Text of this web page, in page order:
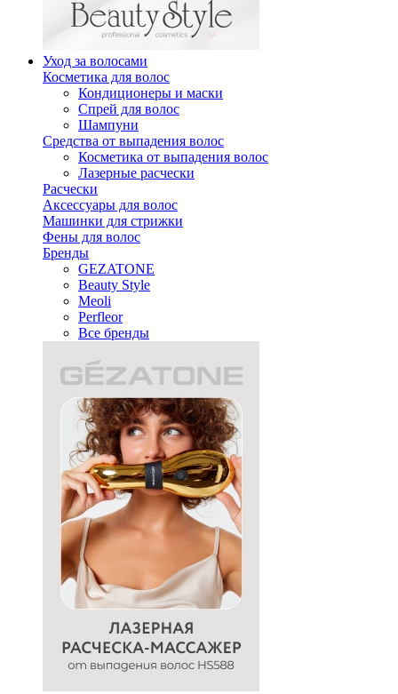
Уход за волосами
Косметика для волос
Кондиционеры и маски
Спрей для волос
Шампуни
Средства от выпадения волос
Косметика от выпадения волос
Лазерные расчески
Расчески
Аксессуары для волос
Машинки для стрижки
Фены для волос
Бренды
GEZATONE
Beauty Style
Meoli
Perfleor
Все бренды